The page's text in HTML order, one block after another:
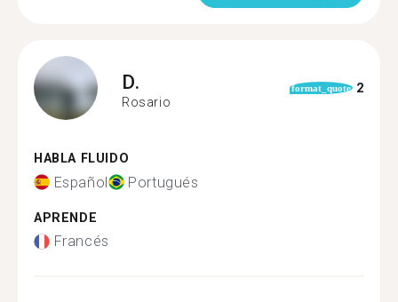
D.
Rosario
format_quote 2
HABLA FLUIDO
Español Portugués
APRENDE
Francés